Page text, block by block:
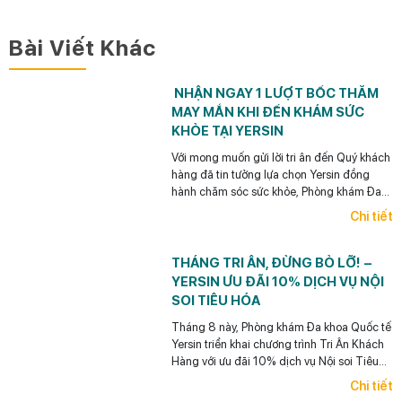
Bài Viết Khác
NHẬN NGAY 1 LƯỢT BỐC THĂM
MAY MẮN KHI ĐẾN KHÁM SỨC
KHỎE TẠI YERSIN
Với mong muốn gửi lời tri ân đến Quý khách
hàng đã tin tưởng lựa chọn Yersin đồng
hành chăm sóc sức khỏe, Phòng khám Đa
khoa Quốc tế Yersin dành tặng mỗi khách
Chi tiết
THÁNG TRI ÂN, ĐỪNG BỎ LỠ! –
YERSIN ƯU ĐÃI 10% DỊCH VỤ NỘI
SOI TIÊU HÓA
Tháng 8 này, Phòng khám Đa khoa Quốc tế
Yersin triển khai chương trình Tri Ân Khách
Hàng với ưu đãi 10% dịch vụ Nội soi Tiêu
hóa dành cho khách hàng cũ đã từng thăm
Chi tiết